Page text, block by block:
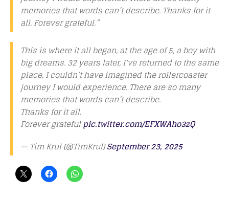
memories that words can’t describe. Thanks for it
all. Forever grateful.”
This is where it all began, at the age of 5, a boy with
big dreams. 32 years later, I've returned to the same
place, I couldn’t have imagined the rollercoaster
journey I would experience. There are so many
memories that words can’t describe.
Thanks for it all.
Forever gratefulpic.twitter.com/EFXWAho3zQ
— Tim Krul (@TimKrul)September 23, 2025